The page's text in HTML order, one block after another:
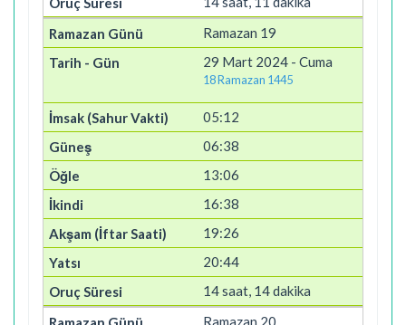
Ramazan 19
29 Mart 2024 - Cuma
18 Ramazan 1445
05:12
06:38
13:06
16:38
19:26
20:44
14 saat, 14 dakika
Ramazan 20